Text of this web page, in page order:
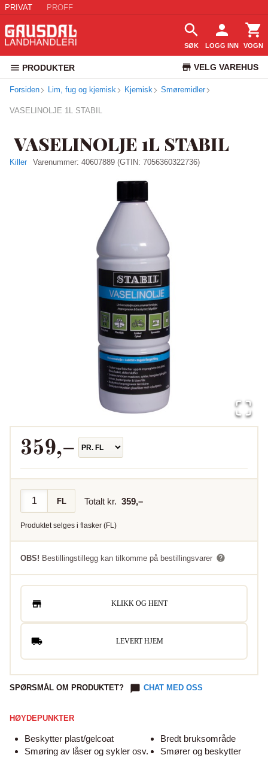
PRIVAT PROFF
SØK LOGG INN VOGN
PRODUKTER VELG VAREHUS
KUNDESERVICE
Forsiden Lim, fug og kjemisk Kjemisk Smøremidler
VASELINOLJE 1L STABIL
VASELINOLJE 1L STABIL
Killer Varenummer: 40607889 (GTIN: 7056360322736)
359,–
FL Totalt kr. 359,–
Produktet selges i flasker (FL)
OBS! Bestillingstillegg kan tilkomme på bestillingsvarer
KLIKK OG HENT
LEVERT HJEM
SPØRSMÅL OM PRODUKTET? CHAT MED OSS
HØYDEPUNKTER
Beskytter plast/gelcoat
Smøring av låser og sykler osv.
Bredt bruksområde
Smører og beskytter